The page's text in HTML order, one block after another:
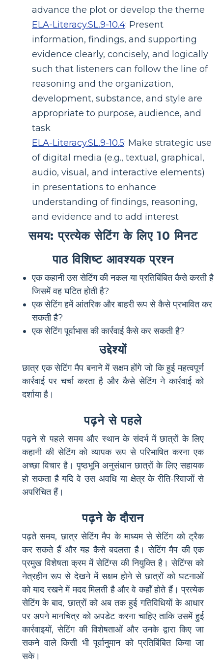
advance the plot or develop the theme
ELA-Literacy.SL.9-10.4: Present
information, findings, and supporting
evidence clearly, concisely, and logically
such that listeners can follow the line of
reasoning and the organization,
development, substance, and style are
appropriate to purpose, audience, and
task
ELA-Literacy.SL.9-10.5: Make strategic use
of digital media (e.g., textual, graphical,
audio, visual, and interactive elements)
in presentations to enhance
understanding of findings, reasoning,
and evidence and to add interest
समय: प्रत्येक सेटिंग के लिए 10 मिनट
पाठ विशिष्ट आवश्यक प्रश्न
एक कहानी उस सेटिंग की नकल या प्रतिबिंबित कैसे करती है
जिसमें वह घटित होती है?
एक सेटिंग हमें आंतरिक और बाहरी रूप से कैसे प्रभावित कर
सकती है?
एक सेटिंग पूर्वाभास की कार्रवाई कैसे कर सकती है?
उद्देश्यों
छात्र एक सेटिंग मैप बनाने में सक्षम होंगे जो कि हुई महत्वपूर्ण
कार्रवाई पर चर्चा करता है और कैसे सेटिंग ने कार्रवाई को
दर्शाया है।
पढ़ने से पहले
पढ़ने से पहले समय और स्थान के संदर्भ में छात्रों के लिए
कहानी की सेटिंग को व्यापक रूप से परिभाषित करना एक
अच्छा विचार है। पृष्ठभूमि अनुसंधान छात्रों के लिए सहायक
हो सकता है यदि वे उस अवधि या क्षेत्र के रीति-रिवाजों से
अपरिचित हैं।
पढ़ने के दौरान
पढ़ते समय, छात्र सेटिंग मैप के माध्यम से सेटिंग को ट्रैक
कर सकते हैं और यह कैसे बदलता है। सेटिंग मैप की एक
प्रमुख विशेषता क्रम में सेटिंग्स की नियुक्ति है। सेटिंग्स को
नेत्रहीन रूप से देखने में सक्षम होने से छात्रों को घटनाओं
को याद रखने में मदद मिलती है और वे कहाँ होते हैं। प्रत्येक
सेटिंग के बाद, छात्रों को अब तक हुई गतिविधियों के आधार
पर अपने मानचित्र को अपडेट करना चाहिए ताकि उसमें हुई
कार्रवाइयों, सेटिंग की विशेषताओं और उनके द्वारा किए जा
सकने वाले किसी भी पूर्वानुमान को प्रतिबिंबित किया जा
सके।